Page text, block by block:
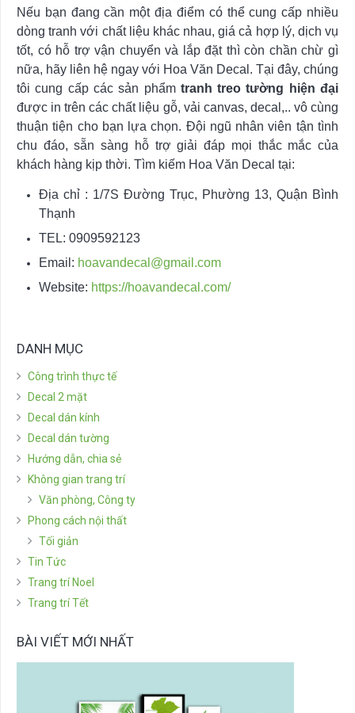
Nếu bạn đang cần một địa điểm có thể cung cấp nhiều
dòng tranh với chất liệu khác nhau, giá cả hợp lý, dịch vụ
tốt, có hỗ trợ vận chuyển và lắp đặt thì còn chần chừ gì
nữa, hãy liên hệ ngay với Hoa Văn Decal. Tại đây, chúng
tôi cung cấp các sản phẩm tranh treo tường hiện đại
được in trên các chất liệu gỗ, vải canvas, decal,.. vô cùng
thuận tiện cho bạn lựa chọn. Đội ngũ nhân viên tận tình
chu đáo, sẵn sàng hỗ trợ giải đáp mọi thắc mắc của
khách hàng kịp thời. Tìm kiếm Hoa Văn Decal tại:
Địa chỉ : 1/7S Đường Trục, Phường 13, Quận Bình
Thạnh
TEL: 0909592123
Email: hoavandecal@gmail.com
Website: https://hoavandecal.com/
DANH MỤC
Công trình thực tế
Decal 2 mặt
Decal dán kính
Decal dán tường
Hướng dẫn, chia sẻ
Không gian trang trí
Văn phòng, Công ty
Phong cách nội thất
Tối giản
Tin Tức
Trang trí Noel
Trang trí Tết
BÀI VIẾT MỚI NHẤT